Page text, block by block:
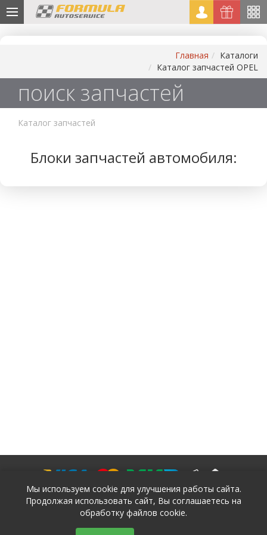
Главная
Каталоги
Каталог запчастей OPEL
поиск запчастей
Каталог запчастей
Блоки запчастей автомобиля:
Мы используем cookie для улучшения работы сайта.
Продолжая использовать сайт, Вы соглашаетесь на
обработку файлов cookie.